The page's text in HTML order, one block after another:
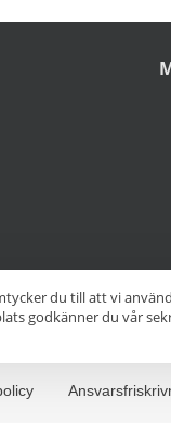
du till att vi
godkänner du vår